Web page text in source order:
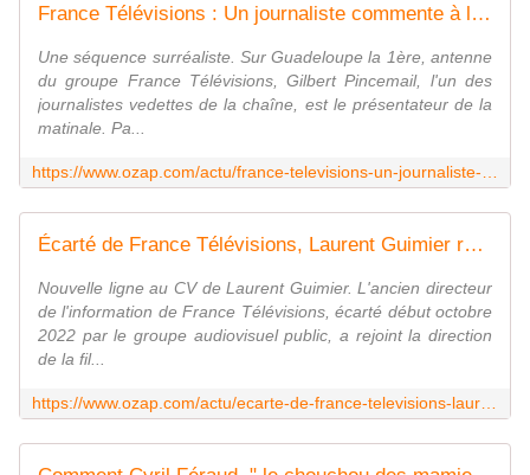
France Télévisions : Un journaliste commente à l'antenne un procès dans lequel il est impliqué
Une séquence surréaliste. Sur Guadeloupe la 1ère, antenne
du groupe France Télévisions, Gilbert Pincemail, l'un des
journalistes vedettes de la chaîne, est le présentateur de la
matinale. Pa...
Écarté de France Télévisions, Laurent Guimier rebondit à la direction du pôle média de Rodolphe Saadé
Nouvelle ligne au CV de Laurent Guimier. L'ancien directeur
de l'information de France Télévisions, écarté début octobre
2022 par le groupe audiovisuel public, a rejoint la direction
de la fil...